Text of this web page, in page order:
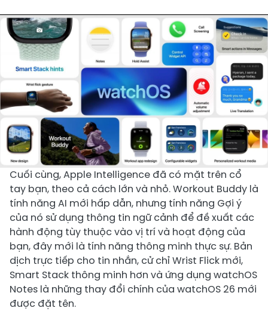
Cuối cùng, Apple Intelligence đã có mặt trên cổ
tay bạn, theo cả cách lớn và nhỏ. Workout Buddy là
tính năng AI mới hấp dẫn, nhưng tính năng Gợi ý
của nó sử dụng thông tin ngữ cảnh để đề xuất các
hành động tùy thuộc vào vị trí và hoạt động của
bạn, đây mới là tính năng thông minh thực sự. Bản
dịch trực tiếp cho tin nhắn, cử chỉ Wrist Flick mới,
Smart Stack thông minh hơn và ứng dụng watchOS
Notes là những thay đổi chính của watchOS 26 mới
được đặt tên.